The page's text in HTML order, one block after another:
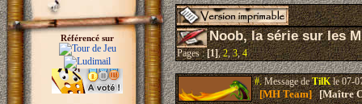
Référencé sur Noob, la série sur les
Pages :[1],2,3,4
#.Message deTilKle 07-
[MH Team][Maître